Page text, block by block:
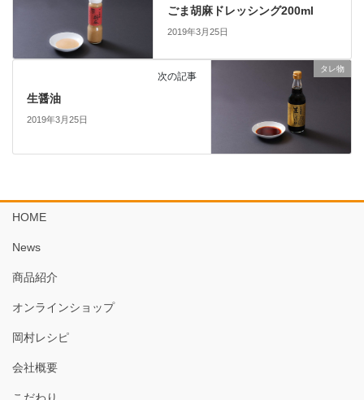
ごま胡麻ドレッシング200ml
2019年3月25日
タレ物
次の記事
生醤油
2019年3月25日
HOME
News
商品紹介
オンラインショップ
岡村レシピ
会社概要